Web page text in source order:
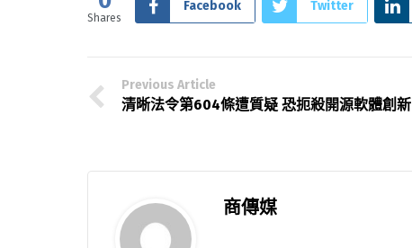
Shares
Facebook Twitter
Previous Article
清晰法令第604條遭質疑 恐扼殺開源軟體創新
商傳媒